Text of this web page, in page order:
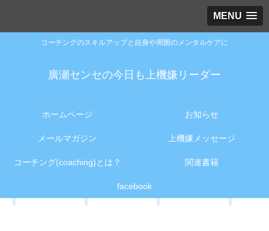
MENU
コーチングのスキルアップと自身や周囲のメンタルケアに
廣瀬センセの今日も上機嫌リーダー
ホームページ お知らせ
メールマガジン 上機嫌メッセージ
コーチング(coaching)とは？ 関連書籍
facebook